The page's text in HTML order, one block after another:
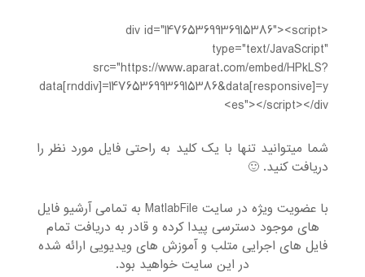
<div id="14765369936915386"><script
type="text/JavaScript"
src="https://www.aparat.com/embed/HPkLS?
data[rnddiv]=14765369936915386&data[responsive]=y
es"></script></div>
شما میتوانید تنها با یک کلید به راحتی فایل مورد نظر را
دریافت کنید. 🙂
با عضویت ویژه در سایت MatlabFile به تمامی آرشیو فایل
های موجود دسترسی پیدا کرده و قادر به دریافت تمام
فایل های اجرایی متلب و آموزش های ویدیویی ارائه شده
در این سایت خواهید بود.